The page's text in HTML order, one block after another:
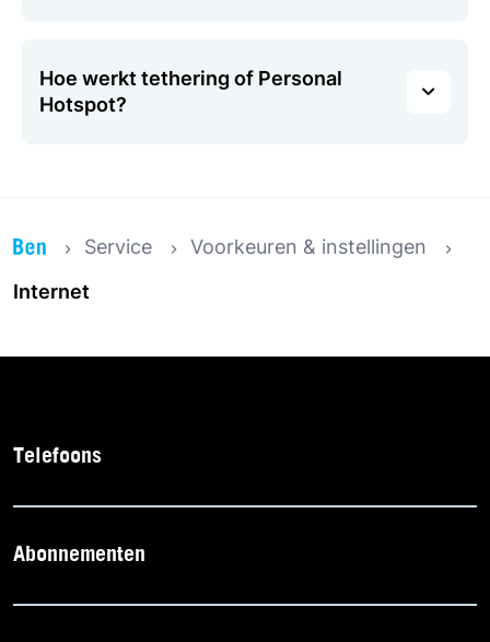
Hoe werkt tethering of Personal
Hotspot?
Service
Voorkeuren & instellingen
Internet
Telefoons
Abonnementen